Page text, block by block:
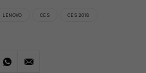
LENOVO CES CES 2018